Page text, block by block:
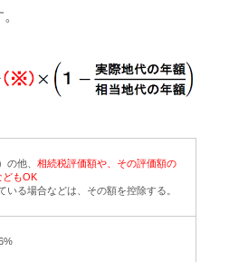
の他、 相続税評価額や、その評価額の
どもOK
いる場合などは、その額を控除する。